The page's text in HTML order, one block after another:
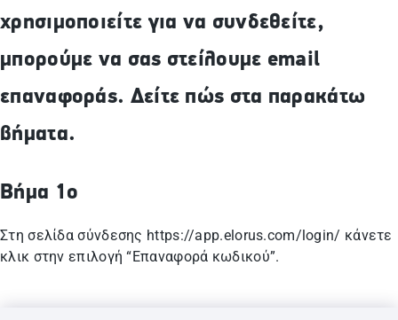
χρησιμοποιείτε για να συνδεθείτε,
μπορούμε να σας στείλουμε email
επαναφοράς. Δείτε πώς στα παρακάτω
βήματα.
Βήμα 1ο
Στη σελίδα σύνδεσης https://app.elorus.com/login/ κάνετε
κλικ στην επιλογή “Επαναφορά κωδικού”.